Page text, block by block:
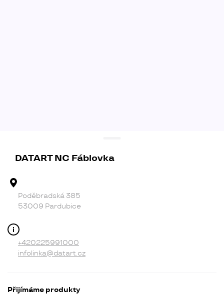
DATART NC Fáblovka
Poděbradská 385
53009 Pardubice
+420225991000
infolinka@datart.cz
Přijímáme produkty